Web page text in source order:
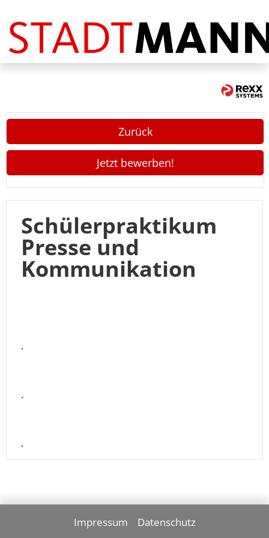
FAQ
Zurück
Jetzt bewerben!
Schülerpraktikum
Presse und
Kommunikation
.
.
.
Impressum Datenschutz